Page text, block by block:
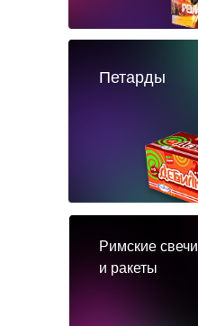
Петарды
Римские свечи
и ракеты